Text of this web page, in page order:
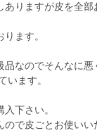
りますが皮を全
ます。
なのでそんなに悪
います。
下さい。
で皮ごとお使いい